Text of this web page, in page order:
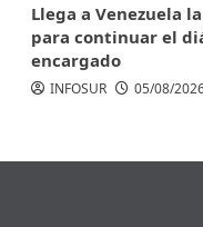
Llega a Venezuela
para continuar el
encargado
INFOSUR 05/08/